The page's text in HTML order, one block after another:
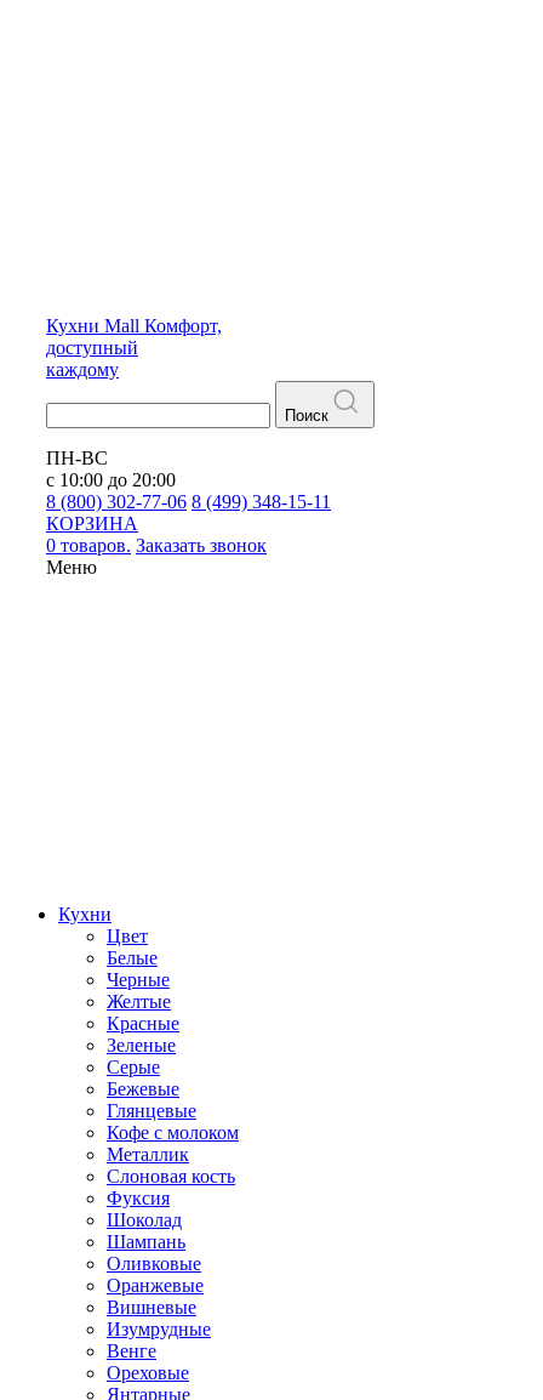
Кухни Mall Комфорт,
доступный
каждому
Поиск
ПН-ВС
с 10:00 до 20:00
8 (800) 302-77-06 8 (499) 348-15-11
КОРЗИНА
0 товаров. Заказать звонок
Меню
Кухни
Цвет
Белые
Черные
Желтые
Красные
Зеленые
Серые
Бежевые
Глянцевые
Кофе с молоком
Металлик
Слоновая кость
Фуксия
Шоколад
Шампань
Оливковые
Оранжевые
Вишневые
Изумрудные
Венге
Ореховые
Янтарные